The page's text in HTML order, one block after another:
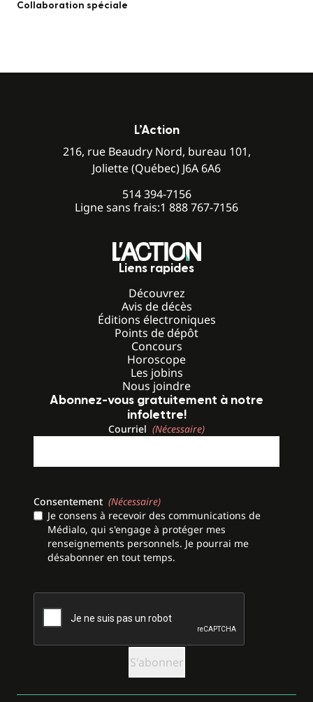
Collaboration spéciale
L’Action
216, rue Beaudry Nord, bureau 101,
Joliette (Québec) J6A 6A6
514 394-7156
Ligne sans frais:1 888 767-7156
Liens rapides
Découvrez
Avis de décès
Éditions électroniques
Points de dépôt
Concours
Horoscope
Les jobins
Nous joindre
Abonnez-vous gratuitement à notre
infolettre!
Courriel (Nécessaire)
Consentement (Nécessaire)
Je consens à recevoir des communications de
Médialo, qui s'engage à protéger mes
renseignements personnels. Je pourrai me
désabonner en tout temps.
CAPTCHA